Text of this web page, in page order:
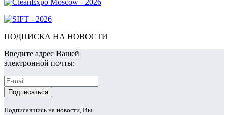
ПОДПИСКА НА НОВОСТИ
Введите адрес Вашей
электронной почты:
Подписавшись на новости, Вы